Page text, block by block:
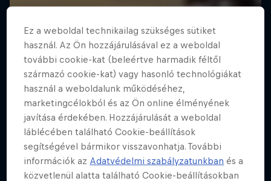
Ez a weboldal technikailag szükséges sütiket
használ. Az Ön hozzájárulásával ez a weboldal
további cookie-kat (beleértve harmadik féltől
származó cookie-kat) vagy hasonló technológiákat
használ a weboldalunk működéséhez,
marketingcélokból és az Ön online élményének
javítása érdekében. Hozzájárulását a weboldal
láblécében található Cookie-beállítások
segítségével bármikor visszavonhatja. További
információk az Adatvédelmi szabályzatunkban és a
közvetlenül alatta található Cookie-beállításokban